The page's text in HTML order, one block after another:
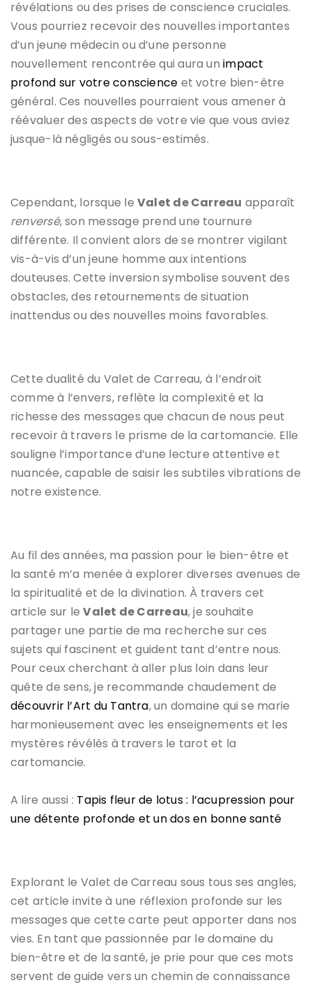
révélations ou des prises de conscience cruciales.
Vous pourriez recevoir des nouvelles importantes
d’un jeune médecin ou d’une personne
nouvellement rencontrée qui aura unimpact
profond sur votre conscience et votre bien-être
général. Ces nouvelles pourraient vous amener à
réévaluer des aspects de votre vie que vous aviez
jusque-là négligés ou sous-estimés.
Cependant, lorsque le Valet de Carreau apparaît
renversé, son message prend une tournure
différente. Il convient alors de se montrer vigilant
vis-à-vis d’un jeune homme aux intentions
douteuses. Cette inversion symbolise souvent des
obstacles, des retournements de situation
inattendus ou des nouvelles moins favorables.
Cette dualité du Valet de Carreau, à l’endroit
comme à l’envers, reflète la complexité et la
richesse des messages que chacun de nous peut
recevoir à travers le prisme de la cartomancie. Elle
souligne l’importance d’une lecture attentive et
nuancée, capable de saisir les subtiles vibrations de
notre existence.
Au fil des années, ma passion pour le bien-être et
la santé m’a menée à explorer diverses avenues de
la spiritualité et de la divination. À travers cet
article sur leValet de Carreau, je souhaite
partager une partie de ma recherche sur ces
sujets qui fascinent et guident tant d’entre nous.
Pour ceux cherchant à aller plus loin dans leur
quête de sens, je recommande chaudement de
découvrir l’Art du Tantra, un domaine qui se marie
harmonieusement avec les enseignements et les
mystères révélés à travers le tarot et la
cartomancie.
A lire aussi : Tapis fleur de lotus : l’acupression pour
une détente profonde et un dos en bonne santé
Explorant le Valet de Carreau sous tous ses angles,
cet article invite à une réflexion profonde sur les
messages que cette carte peut apporter dans nos
vies. En tant que passionnée par le domaine du
bien-être et de la santé, je prie pour que ces mots
servent de guide vers un chemin de connaissance